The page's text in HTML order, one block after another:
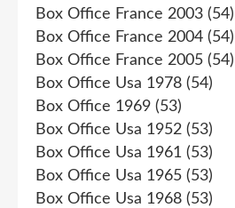
Box Office France 2003 (54)
Box Office France 2004 (54)
Box Office France 2005 (54)
Box Office Usa 1978 (54)
Box Office 1969 (53)
Box Office Usa 1952 (53)
Box Office Usa 1961 (53)
Box Office Usa 1965 (53)
Box Office Usa 1968 (53)